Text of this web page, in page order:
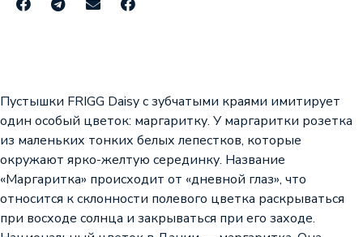
Пустышки FRIGG Daisy с зубчатыми краями имитирует
один особый цветок: маргаритку. У маргаритки розетка
из маленьких тонких белых лепестков, которые
окружают ярко-желтую серединку. Название
«Маргаритка» происходит от «дневной глаз», что
относится к склонности полевого цветка раскрываться
при восходе солнца и закрываться при его заходе.